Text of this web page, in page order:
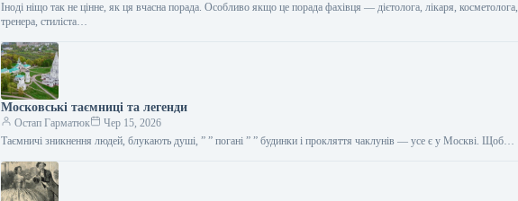
Іноді ніщо так не цінне, як ця вчасна порада. Особливо якщо це порада фахівця — дієтолога, лікаря, косметолога,
тренера, стиліста…
Московські таємниці та легенди
Остап Гарматюк
Чер 15, 2026
Таємничі зникнення людей, блукають душі, ” ” погані ” ” будинки і прокляття чаклунів — усе є у Москві. Щоб…